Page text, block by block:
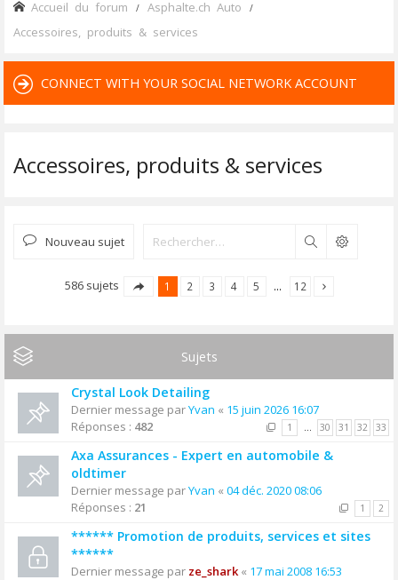
Accueil du forum Asphalte.ch Auto
Accessoires, produits & services
CONNECT WITH YOUR SOCIAL NETWORK ACCOUNT
Accessoires, produits & services
Nouveau sujet Rechercher
586 sujets 1 2 3 4 5 … 12
Sujets
Crystal Look Detailing
Dernier message parYvan « 15 juin 2026 16:07
Réponses : 482 1 … 30 31 32 33
Axa Assurances - Expert en automobile &
oldtimer
Dernier message parYvan « 04 déc. 2020 08:06
Réponses : 21 1 2
****** Promotion de produits, services et sites
******
Dernier message par ze_shark« 17 mai 2008 16:53